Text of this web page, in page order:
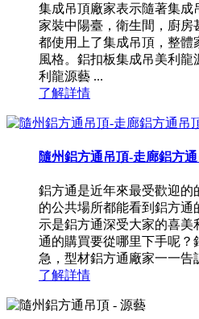
集成吊頂廠家表示隨著集成
家裝中陽臺，衛生間，廚
都使用上了集成吊頂，整體
風格。鋁扣板集成吊美利龍
利龍源藝 ...
了解詳情
隨州鋁方通吊頂-走廊鋁方
鋁方通是近年來最受歡迎的
的公共場所都能看到鋁方
示是鋁方通深受大家的喜
通的購買要從哪里下手呢
急，型材鋁方通廠家一一告
了解詳情